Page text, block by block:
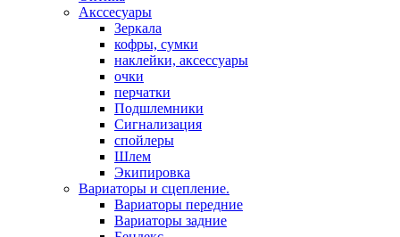
Акссесуары
Зеркала
кофры, сумки
наклейки, аксессуары
очки
перчатки
Подшлемники
Сигнализация
спойлеры
Шлем
Экипировка
Вариаторы и сцепление.
Вариаторы передние
Вариаторы задние